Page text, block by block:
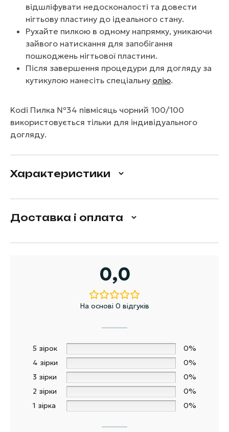
відшліфувати недосконалості та довести
нігтьову пластину до ідеального стану.
Рухайте пилкою в одному напрямку, уникаючи
зайвого натискання для запобігання
пошкоджень нігтьової пластини.
Після завершення процедури для догляду за
кутикулою нанесіть спеціальну олію.
Kodi Пилка №34 півмісяць чорний 100/100
використовується тільки для індивідуального
догляду.
Характеристики
Доставка і оплата
0,0
На основі 0 відгуків
5 зірок
0%
4 зірки
0%
3 зірки
0%
2 зірки
0%
1 зірка
0%